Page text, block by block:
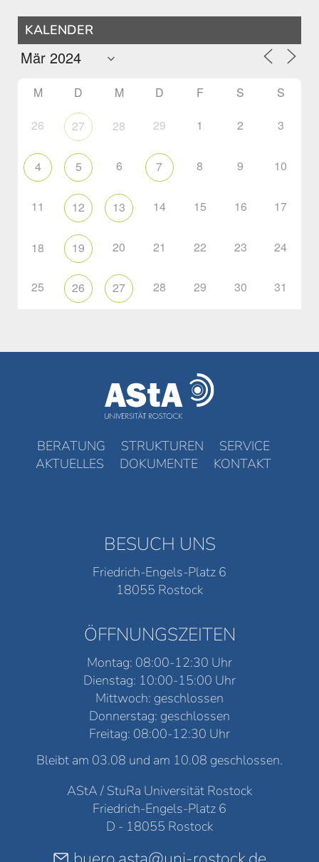
KALENDER
M D M D F S S
26 27 28 29 1 2 3
4 5 6 7 8 9 10
11 12 13 14 15 16 17
18 19 20 21 22 23 24
25 26 27 28 29 30 31
BERATUNG STRUKTUREN
SERVICE
AKTUELLES
DOKUMENTE KONTAKT
BESUCH UNS
Friedrich-Engels-Platz 6
18055 Rostock
ÖFFNUNGSZEITEN
Montag: 08:00-12:30 Uhr
Dienstag: 10:00-15:00 Uhr
Mittwoch: geschlossen
Donnerstag: geschlossen
Freitag: 08:00-12:30 Uhr
Bleibt am 03.08 und am 10.08 geschlossen.
AStA / StuRa Universität Rostock
Friedrich-Engels-Platz 6
D - 18055 Rostock